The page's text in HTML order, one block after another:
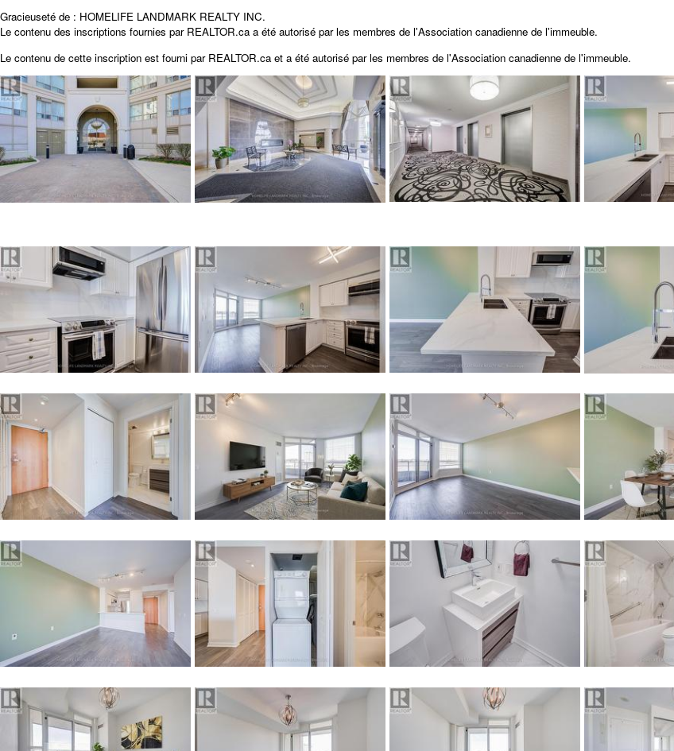
Gracieuseté de : HOMELIFE LANDMARK REALTY INC.
Le contenu des inscriptions fournies par REALTOR.ca a été autorisé par les membres de l'Association canadienne de l'immeuble.
Le contenu de cette inscription est fourni par REALTOR.ca et a été autorisé par les membres de l'Association canadienne de l'immeuble.